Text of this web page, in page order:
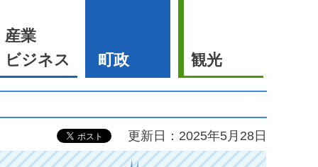
産業
ビジネス
町政 観光
更新日：2025年5月28日